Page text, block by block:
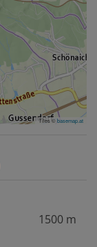
Tiles ©basemap.at
1500 m